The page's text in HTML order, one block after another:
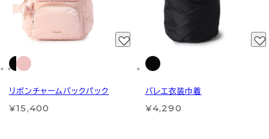
リボンチャームバックパック
¥15,400
バレエ衣装巾着
¥4,290